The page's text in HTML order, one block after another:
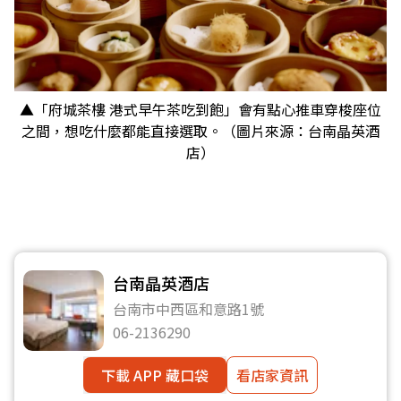
▲「府城茶樓 港式早午茶吃到飽」會有點心推車穿梭座位
之間，想吃什麼都能直接選取。（圖片來源：台南晶英酒
店）
台南晶英酒店
台南市中西區和意路1號
06-2136290
下載 APP 藏口袋
看店家資訊